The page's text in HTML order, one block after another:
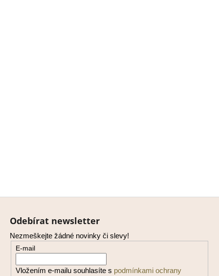
Odebírat newsletter
Nezmeškejte žádné novinky či slevy!
E-mail
Vložením e-mailu souhlasíte s podmínkami ochrany